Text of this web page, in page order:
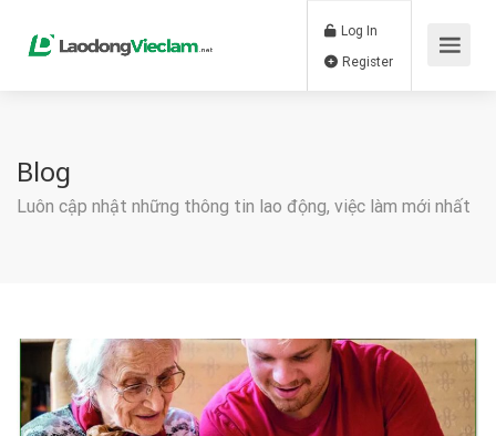
Log In
Blog
Luôn cập nhật những thông tin lao động, việc làm mới nhất